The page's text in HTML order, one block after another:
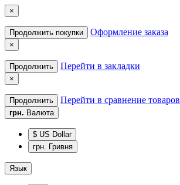
×
Продолжить покупки Оформление заказа
×
Продолжить Перейти в закладки
×
Продолжить Перейти в сравнение товаров
грн. Валюта
$ US Dollar
грн. Гривня
Язык